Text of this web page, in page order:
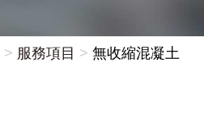
服務項目 無收縮混凝土